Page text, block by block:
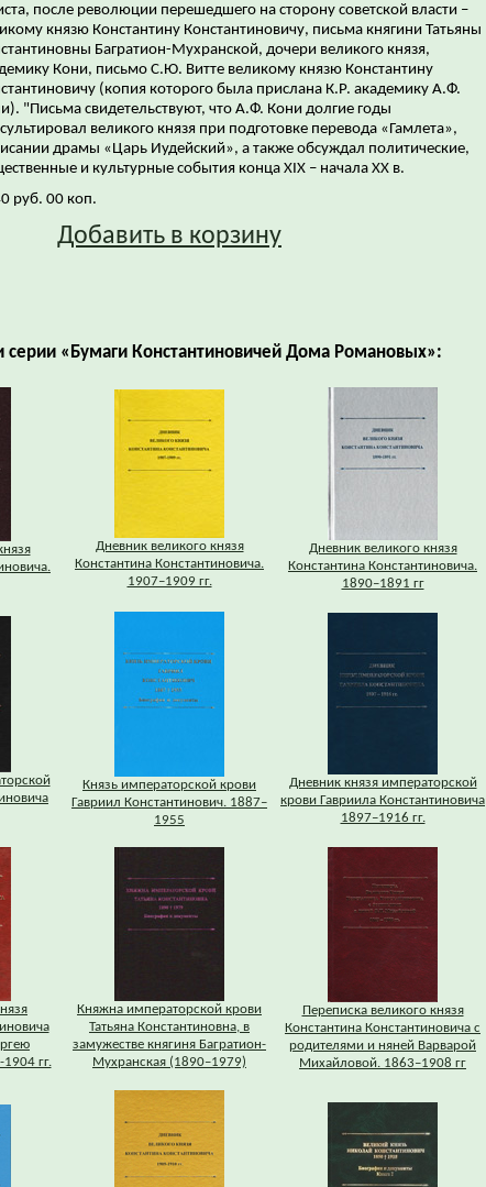
после революции перешедшего на сторону советской власти –
князю Константину Константиновичу, письма княгини Татьяны
Багратион-Мухранской, дочери великого князя,
Кони, письмо С.Ю. Витте великому князю Константину
(копия которого была прислана К.Р. академику А.Ф.
"Письма свидетельствуют, что А.Ф. Кони долгие годы
великого князя при подготовке перевода «Гамлета»,
драмы «Царь Иудейский», а также обсуждал политические,
и культурные события конца XIX – начала XX в.
руб. 00 коп.
Добавить в корзину
серии «Бумаги Константиновичей Дома Романовых»:
Дневник великого князя
Константина Константиновича.
1907–1909 гг.
Дневник великого князя
Константина Константиновича.
1890–1891 гг
Князь императорской крови
Гавриил Константинович. 1887–
1955
Дневник князя императорской
крови Гавриила Константиновича
1897–1916 гг.
гг.
Княжна императорской крови
Татьяна Константиновна, в
замужестве княгиня Багратион-
Мухранская (1890–1979)
Переписка великого князя
Константина Константиновича с
родителями и няней Варварой
Михайловой. 1863–1908 гг